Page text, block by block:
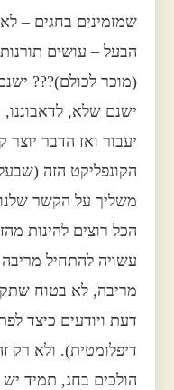
שמזמינים בחגים –
הבעל – עושים
(מוכר לכולם)???
ישנם שלא,
יעבור ואז הדבר
הקונפליקט הזה
משליך על הקשר
הכל רוצים להינות
עשויה להתחיל
מריבה, לא בטוח
דעת ויודעים כיצד
דיפלומטית). ולא רק
הולכים בחג, תמיד